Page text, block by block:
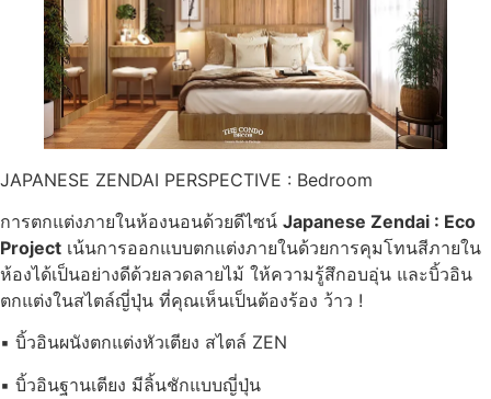
JAPANESE ZENDAI PERSPECTIVE : Bedroom
การตกแต่งภายในห้องนอนด้วยดีไซน์ Japanese Zendai : Eco
Project เน้นการออกแบบตกแต่งภายในด้วยการคุมโทนสีภายใน
ห้องได้เป็นอย่างดีด้วยลวดลายไม้ ให้ความรู้สึกอบอุ่น และบิ้วอิน
ตกแต่งในสไตล์ญี่ปุ่น ที่คุณเห็นเป็นต้องร้อง ว้าว !
▪ บิ้วอินผนังตกแต่งหัวเตียง สไตล์ ZEN
▪ บิ้วอินฐานเตียง มีลิ้นชักแบบญี่ปุ่น